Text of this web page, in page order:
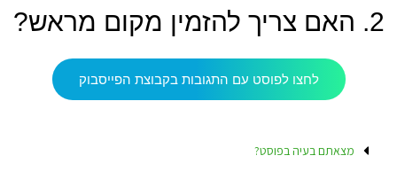
2. האם צריך להזמין מקום מראש?
לחצו לפוסט עם התגובות בקבוצת הפייסבוק
מצאתם בעיה בפוסט?